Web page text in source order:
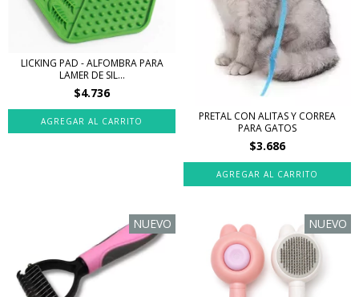
LICKING PAD - ALFOMBRA PARA
LAMER DE SIL...
$4.736
PRETAL CON ALITAS Y CORREA
PARA GATOS
$3.686
NUEVO NUEVO